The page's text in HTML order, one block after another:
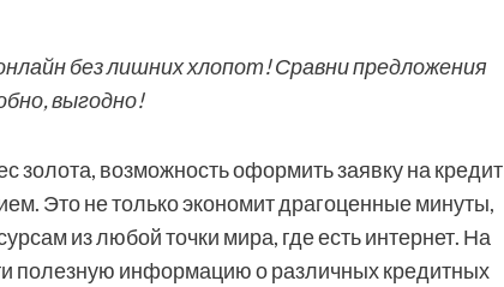
без лишних хлопот! Сравни предложения
выгодно!
золота, возможность оформить заявку на кредит
Это не только экономит драгоценные минуты,
из любой точки мира, где есть интернет. На
полезную информацию о различных кредитных